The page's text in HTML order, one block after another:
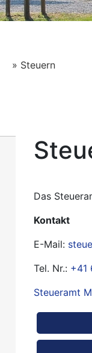
Steuern
Das
Kontakt
E-Mail:
Tel. Nr.: +41
Steueramt